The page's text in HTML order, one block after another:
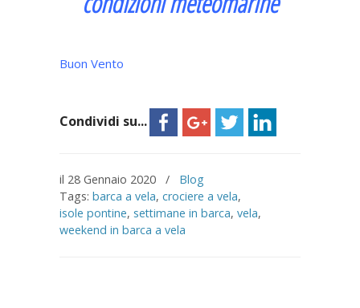
Buon Vento
Condividi su...
il 28 Gennaio 2020 /
Blog
Tags: barca a vela, crociere a vela,
isole pontine, settimane in barca, vela,
weekend in barca a vela